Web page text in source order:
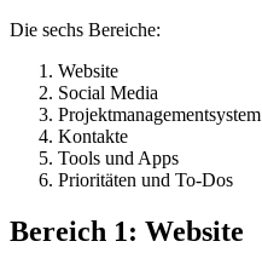
Die sechs Bereiche:
Website
Social Media
Projektmanagementsystem
Kontakte
Tools und Apps
Prioritäten und To-Dos
Bereich 1: Website